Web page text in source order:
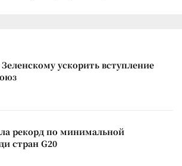
ускорить вступление
рекорд по минимальной
стран G20